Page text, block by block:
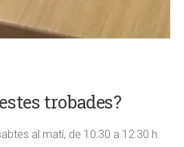
trobades?
al matí, de 10:30 a 12:30 h.